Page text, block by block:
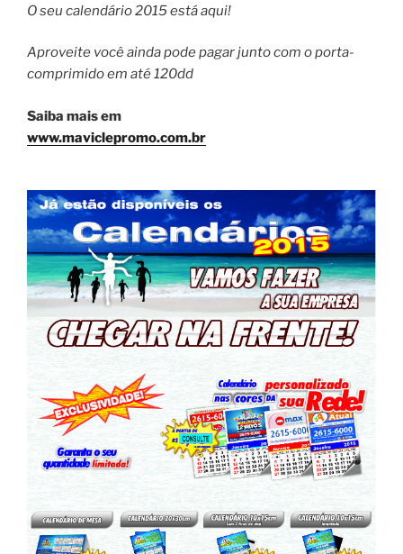
O seu calendário 2015 está aqui!
Aproveite você ainda pode pagar junto com o porta-
comprimido em até 120dd
Saiba mais em
www.maviclepromo.com.br